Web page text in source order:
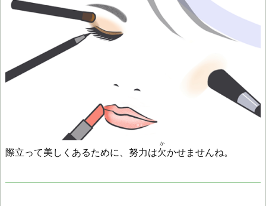
際立って美しくあるために、努力は欠
か
かせませんね。